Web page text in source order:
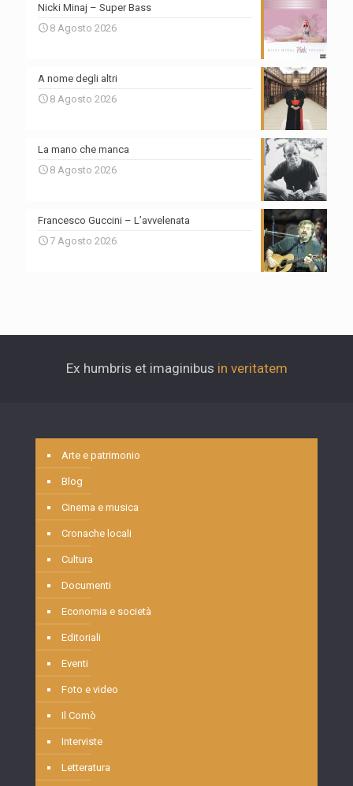
Nicki Minaj – Super Bass
8 Agosto 2026
A nome degli altri
8 Agosto 2026
La mano che manca
8 Agosto 2026
Francesco Guccini – L’avvelenata
7 Agosto 2026
Ex humbris et imaginibus in veritatem
Arte e patrimonio
Blog
Cinema e musica
Cronache locali
Cultura
Documenti
Economia e società
Editoriali
Eventi
Foto e video
Il Comò
Interviste
Letteratura